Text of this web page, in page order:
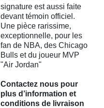
signature est aussi faite
devant témoin officiel.
Une pièce rarissime,
exceptionnelle, pour les
fan de NBA, des Chicago
Bulls et du joueur MVP
"Air Jordan"
Contactez nous pour
plus d’information et
conditions de livraison